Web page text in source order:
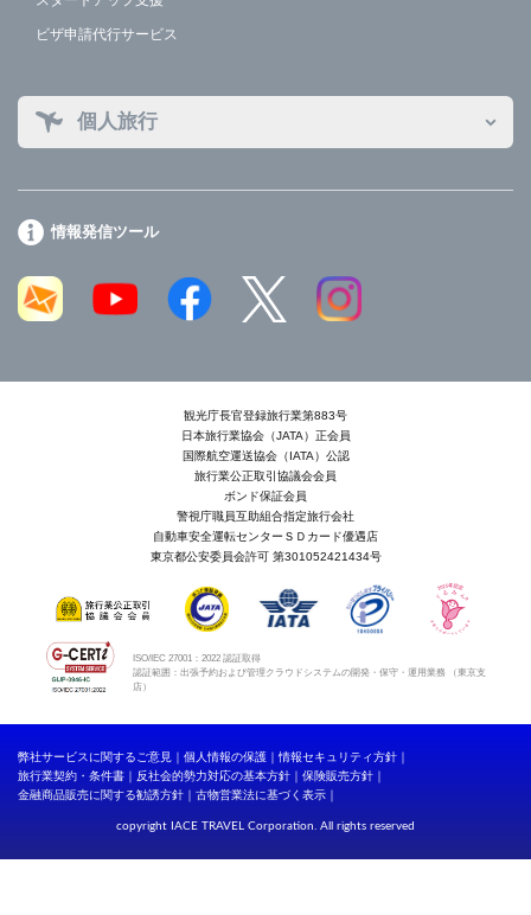
ビザ申請代行サービス
個人旅行
情報発信ツール
観光庁長官登録旅行業第883号
日本旅行業協会（JATA）正会員
国際航空運送協会（IATA）公認
旅行業公正取引協議会会員
ボンド保証会員
警視庁職員互助組合指定旅行会社
自動車安全運転センターＳＤカード優遇店
東京都公安委員会許可 第301052421434号
ISO/IEC 27001：2022 認証取得
認証範囲：出張予約および管理クラウドシステムの開発・保守・運用業務 （東京支
店）
弊社サービスに関するご意見 個人情報の保護
情報セキュリティ方針
旅行業契約・条件書
反社会的勢力対応の基本方針
保険販売方針
金融商品販売に関する勧誘方針
古物営業法に基づく表示
copyright IACE TRAVEL Corporation. All rights reserved